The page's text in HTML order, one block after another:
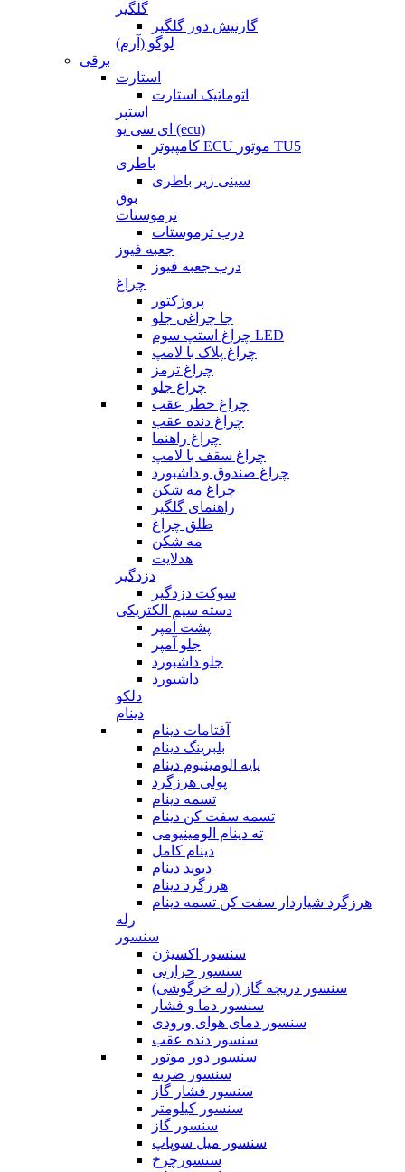
گلگیر
گارنیش دور گلگیر
لوگو (آرم)
برقی
استارت
اتوماتیک استارت
استپر
ای سی یو (ecu)
کامپیوتر ECU موتور TU5
باطری
سینی زیر باطری
بوق
ترموستات
درب ترموستات
جعبه فیوز
درب جعبه فیوز
چراغ
پروژکتور
جا چراغی جلو
چراغ استپ سوم LED
چراغ پلاک با لامپ
چراغ ترمز
چراغ جلو
چراغ خطر عقب
چراغ دنده عقب
چراغ راهنما
چراغ سقف با لامپ
چراغ صندوق و داشبورد
چراغ مه شکن
راهنمای گلگیر
طلق چراغ
مه شکن
هدلایت
دزدگیر
سوکت دزدگیر
دسته سیم الکتریکی
پشت آمپر
جلو آمپر
جلو داشبورد
داشبورد
دلکو
دینام
آفتامات دینام
بلبرینگ دینام
پایه الومینیوم دینام
پولی هرزگرد
تسمه دینام
تسمه سفت کن دینام
ته دینام الومینیومی
دینام کامل
دیوید دینام
هرزگرد دینام
هرزگرد شیاردار سفت کن تسمه دینام
رله
سنسور
سنسور اکسیژن
سنسور حرارتی
سنسور دریچه گاز (رله خرگوشی)
سنسور دما و فشار
سنسور دمای هوای ورودی
سنسور دنده عقب
سنسور دور موتور
سنسور ضربه
سنسور فشار گاز
سنسور کیلومتر
سنسور گاز
سنسور میل سوپاپ
سنسورچرخ